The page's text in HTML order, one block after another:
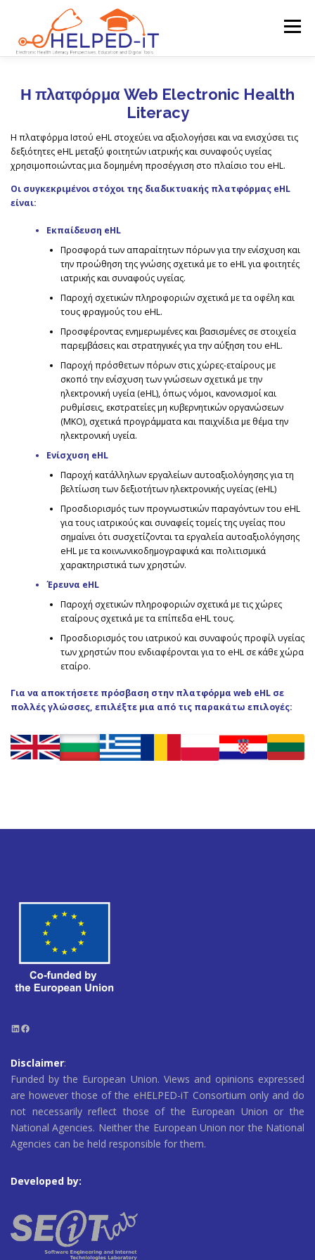
Menu
ΣΕΛΊΔΑ ΠΌΡΩΝ ΕΚΔΗΛΏΣΕΙΣ ΚΑΙ ΝΈΑ
ΕΠΙΚΟΙΝΩΝΊΑ ΠΛΑΤΦΌΡΜΑ ΕΛΛΗΝΙΚΆ
български
Lietuviškai
Polski
Română
Η πλατφόρμα Web Electronic Health
Literacy
Η πλατφόρμα Ιστού eHL στοχεύει να αξιολογήσει και να ενισχύσει τις
δεξιότητες eHL μεταξύ φοιτητών ιατρικής και συναφούς υγείας
χρησιμοποιώντας μια δομημένη προσέγγιση στο πλαίσιο του eHL.
Οι συγκεκριμένοι στόχοι της διαδικτυακής πλατφόρμας eHL
είναι:
Εκπαίδευση eHL
Προσφορά των απαραίτητων πόρων για την ενίσχυση και
την προώθηση της γνώσης σχετικά με το eHL για φοιτητές
ιατρικής και συναφούς υγείας.
Παροχή σχετικών πληροφοριών σχετικά με τα οφέλη και
τους φραγμούς του eHL.
Προσφέροντας ενημερωμένες και βασισμένες σε στοιχεία
παρεμβάσεις και στρατηγικές για την αύξηση του eHL.
Παροχή πρόσθετων πόρων στις χώρες-εταίρους με
σκοπό την ενίσχυση των γνώσεων σχετικά με την
ηλεκτρονική υγεία (eHL), όπως νόμοι, κανονισμοί και
ρυθμίσεις, εκστρατείες μη κυβερνητικών οργανώσεων
(ΜΚΟ), σχετικά προγράμματα και παιχνίδια με θέμα την
ηλεκτρονική υγεία.
Ενίσχυση eHL
Παροχή κατάλληλων εργαλείων αυτοαξιολόγησης για τη
βελτίωση των δεξιοτήτων ηλεκτρονικής υγείας (eHL)
Προσδιορισμός των προγνωστικών παραγόντων του eHL
για τους ιατρικούς και συναφείς τομείς της υγείας που
σημαίνει ότι συσχετίζονται τα εργαλεία αυτοαξιολόγησης
eHL με τα κοινωνικοδημογραφικά και πολιτισμικά
χαρακτηριστικά των χρηστών.
Έρευνα eHL
Παροχή σχετικών πληροφοριών σχετικά με τις χώρες
εταίρους σχετικά με τα επίπεδα eHL τους.
Προσδιορισμός του ιατρικού και συναφούς προφίλ υγείας
των χρηστών που ενδιαφέρονται για το eHL σε κάθε χώρα
εταίρο.
Για να αποκτήσετε πρόσβαση στην πλατφόρμα web eHL σε
πολλές γλώσσες, επιλέξτε μια από τις παρακάτω επιλογές:
LinkedIn Facebook
Disclaimer:
Funded by the European Union. Views and opinions expressed
are however those of the eHELPED-iT Consortium only and do
not necessarily reflect those of the European Union or the
National Agencies. Neither the European Union nor the National
Agencies can be held responsible for them.
Developed by: